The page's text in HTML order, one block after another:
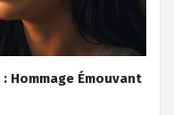
Hommage Émouvant